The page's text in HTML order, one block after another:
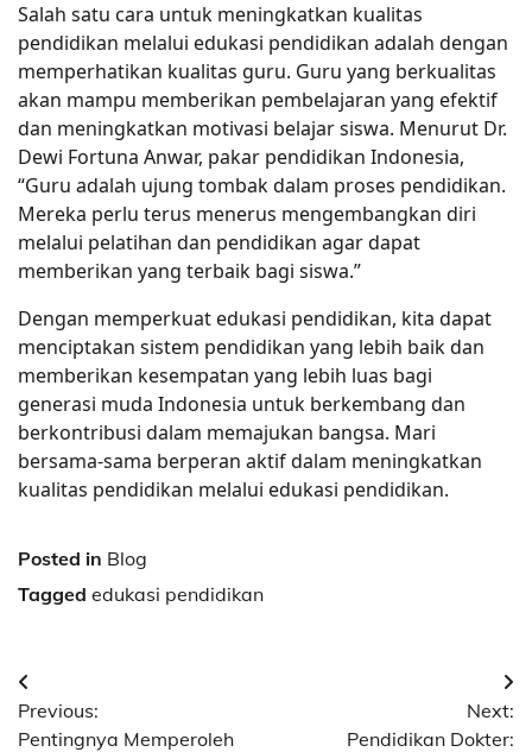
Salah satu cara untuk meningkatkan kualitas
pendidikan melalui edukasi pendidikan adalah dengan
memperhatikan kualitas guru. Guru yang berkualitas
akan mampu memberikan pembelajaran yang efektif
dan meningkatkan motivasi belajar siswa. Menurut Dr.
Dewi Fortuna Anwar, pakar pendidikan Indonesia,
“Guru adalah ujung tombak dalam proses pendidikan.
Mereka perlu terus menerus mengembangkan diri
melalui pelatihan dan pendidikan agar dapat
memberikan yang terbaik bagi siswa.”
Dengan memperkuat edukasi pendidikan, kita dapat
menciptakan sistem pendidikan yang lebih baik dan
memberikan kesempatan yang lebih luas bagi
generasi muda Indonesia untuk berkembang dan
berkontribusi dalam memajukan bangsa. Mari
bersama-sama berperan aktif dalam meningkatkan
kualitas pendidikan melalui edukasi pendidikan.
Posted in Blog
Tagged edukasi pendidikan
Post
navigation
Previous:
Pentingnya Memperoleh
Next:
Pendidikan Dokter: